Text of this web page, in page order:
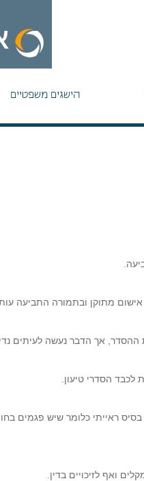
הישגים משפטיים
ואף לזיכויים בדין.